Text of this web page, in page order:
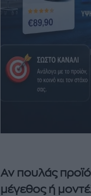
Αν πουλάς
μέγεθος ή